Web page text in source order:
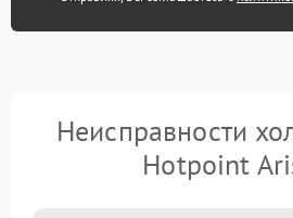
Неисправности
Hotpoint